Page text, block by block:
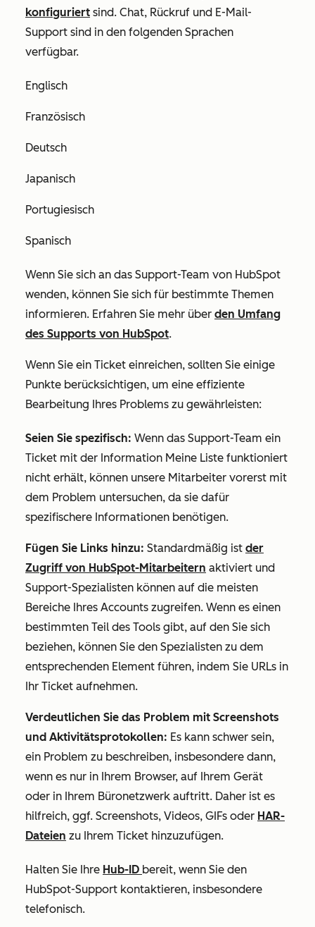
konfiguriert sind. Chat, Rückruf und E-Mail-
Support sind in den folgenden Sprachen
verfügbar.
Englisch
Französisch
Deutsch
Japanisch
Portugiesisch
Spanisch
Wenn Sie sich an das Support-Team von HubSpot
wenden, können Sie sich für bestimmte Themen
informieren. Erfahren Sie mehr über den Umfang
des Supports von HubSpot.
Wenn Sie ein Ticket einreichen, sollten Sie einige
Punkte berücksichtigen, um eine effiziente
Bearbeitung Ihres Problems zu gewährleisten:
Seien Sie spezifisch: Wenn das Support-Team ein
Ticket mit der Information Meine Liste funktioniert
nicht erhält, können unsere Mitarbeiter vorerst mit
dem Problem untersuchen, da sie dafür
spezifischere Informationen benötigen.
Fügen Sie Links hinzu: Standardmäßig ist der
Zugriff von HubSpot-Mitarbeitern aktiviert und
Support-Spezialisten können auf die meisten
Bereiche Ihres Accounts zugreifen. Wenn es einen
bestimmten Teil des Tools gibt, auf den Sie sich
beziehen, können Sie den Spezialisten zu dem
entsprechenden Element führen, indem Sie URLs in
Ihr Ticket aufnehmen.
Verdeutlichen Sie das Problem mit Screenshots
und Aktivitätsprotokollen: Es kann schwer sein,
ein Problem zu beschreiben, insbesondere dann,
wenn es nur in Ihrem Browser, auf Ihrem Gerät
oder in Ihrem Büronetzwerk auftritt. Daher ist es
hilfreich, ggf. Screenshots, Videos, GIFs oder HAR-
Dateien zu Ihrem Ticket hinzuzufügen.
Halten Sie Ihre Hub-ID bereit, wenn Sie den
HubSpot-Support kontaktieren, insbesondere
telefonisch.